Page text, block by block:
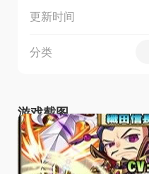
更新时间
分类
游戏截图